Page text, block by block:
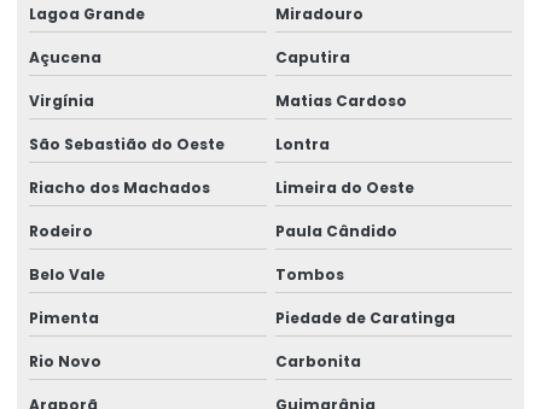
Lagoa Grande Miradouro
Açucena Caputira
Virgínia Matias Cardoso
São Sebastião do Oeste Lontra
Riacho dos Machados Limeira do Oeste
Rodeiro Paula Cândido
Belo Vale Tombos
Pimenta Piedade de Caratinga
Rio Novo Carbonita